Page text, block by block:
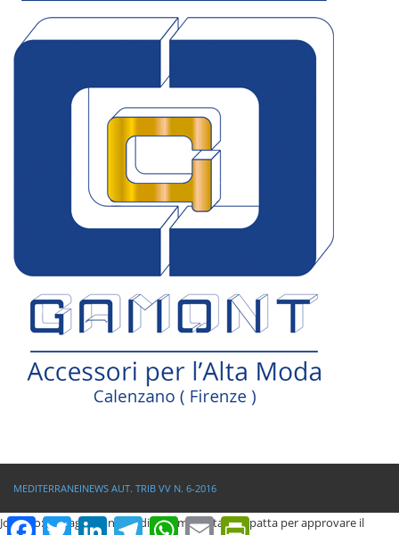
FacebookTwitterLinkedInTelegramWhatsApp
Email PrintFriendly
MEDITERRANEINEWS AUT. TRIB VV N. 6-2016
Joppolo: la maggioranza si divide, ma resta compatta per approvare il